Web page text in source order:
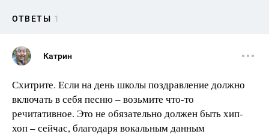
ОТВЕТЫ 1
Катрин
Схитрите. Если на день школы поздравление должно
включать в себя песню – возьмите что-то
речитативное. Это не обязательно должен быть хип-
хоп – сейчас, благодаря вокальным данным